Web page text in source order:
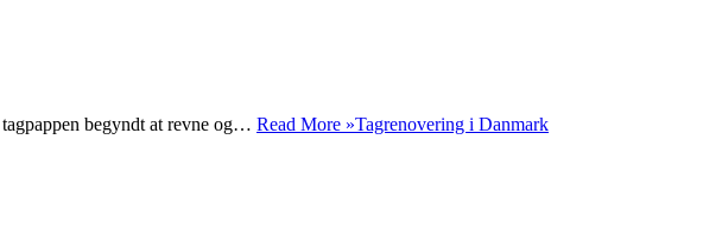
begyndt at revne og… Read More »Tagrenovering i Danmark